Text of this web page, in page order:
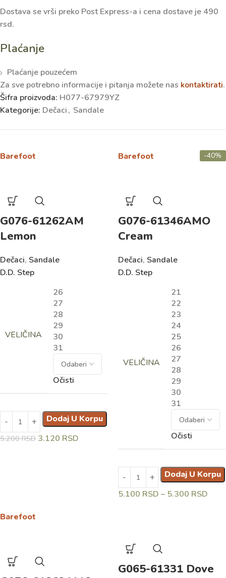
Dostava se vrši preko Post Express-a i cena dostave je 490
rsd.
Plaćanje
Plaćanje pouzećem
Za sve potrebno informacije i pitanja možete nas kontaktirati.
Šifra proizvoda: H077-67979YZ
Kategorije: Dečaci, Sandale
Barefoot -40%
G076-61262AM
Lemon
Dečaci, Sandale
D.D. Step
VELIČINA
26
27
28
29
30
31
Očisti
Dodaj U Korpu
5.200RSD 3.120 RSD
Barefoot
G076-61346AMO
Cream
Dečaci, Sandale
D.D. Step
VELIČINA
21
22
23
24
25
26
27
28
29
30
31
Očisti
Dodaj U Korpu
5.100 RSD – 5.300 RSD
Barefoot
-40%
G065-61331 Dove